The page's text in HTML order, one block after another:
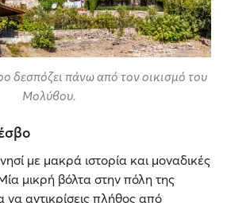
δεσπόζει πάνω από τον οικισμό του
Μολύβου.
με μακρά ιστορία και μοναδικές
μικρή βόλτα στην πόλη της
να αντικρίσεις πλήθος από